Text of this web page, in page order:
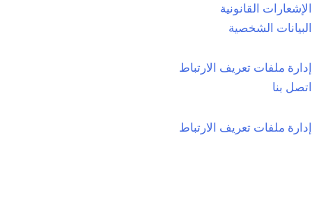
القانونية
الشخصية
ملفات تعريف الارتباط
بنا
ملفات تعريف الارتباط